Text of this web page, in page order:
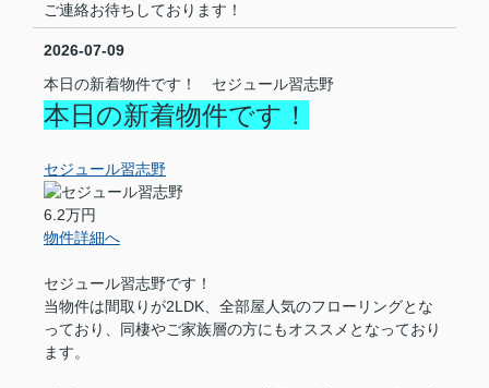
ご連絡お待ちしております！
2026-07-09
本日の新着物件です！ セジュール習志野
本日の新着物件です！
セジュール習志野
6.2万円
物件詳細へ
セジュール習志野です！
当物件は間取りが2LDK、全部屋人気のフローリングとな
っており、同棲やご家族層の方にもオススメとなっており
ます。